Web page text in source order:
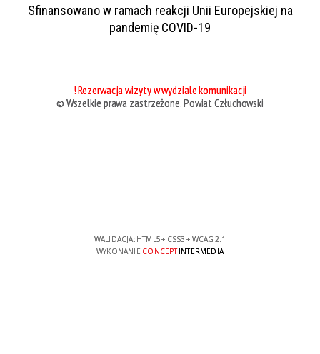
Sfinansowano w ramach reakcji Unii Europejskiej na
pandemię COVID-19
! Rezerwacja wizyty w wydziale komunikacji
© Wszelkie prawa zastrzeżone, Powiat Człuchowski
WALIDACJA: HTML5+ CSS3 + WCAG 2.1
WYKONANIE CONCEPTINTERMEDIA